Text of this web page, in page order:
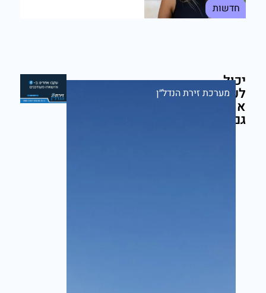
יכול
לעניין
אותך
גם
מערכת זירת הנדל״ן
חדשות